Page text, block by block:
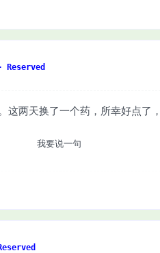
Reserved
两天换了一个药，所幸好点了
我要说一句